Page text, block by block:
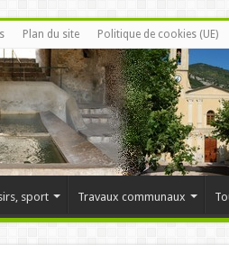
Plan du site Politique de cookies (UE)
sport Travaux communaux